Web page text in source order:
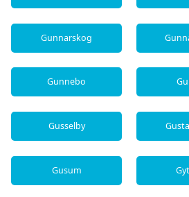
Gunnarskog
Gunnebo
Gusselby
Gusum